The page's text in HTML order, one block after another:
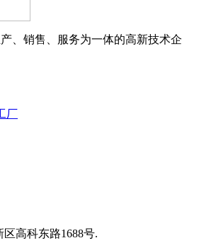
、销售、服务为一体的高新技术企
厂
区高科东路1688号.